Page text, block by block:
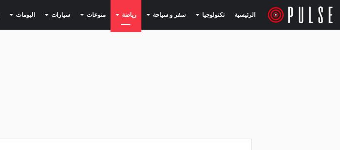
الرئيسية تكنولوجيا (current) سفر و سياحة (current) رياضة (current) منوعات (current) سيارات (current) البومات (current)